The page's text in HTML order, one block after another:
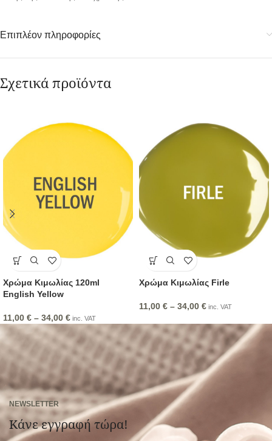
Επιπλέον πληροφορίες
Σχετικά προϊόντα
Χρώμα Κιμωλίας 120ml
English Yellow
11,00 € – 34,00 € inc. VAT
Χρώμα Κιμωλίας Firle
11,00 € – 34,00 € inc. VAT
NEWSLETTER
Κάνε εγγραφή τώρα!